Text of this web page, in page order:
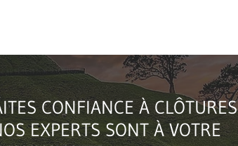
CONFIANCE À CLÔTURES
EXPERTS SONT À VOTRE